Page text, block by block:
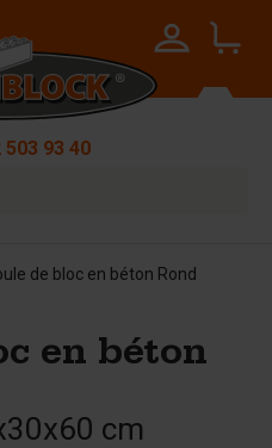
503 93 40
de bloc en béton Rond
en béton
cm